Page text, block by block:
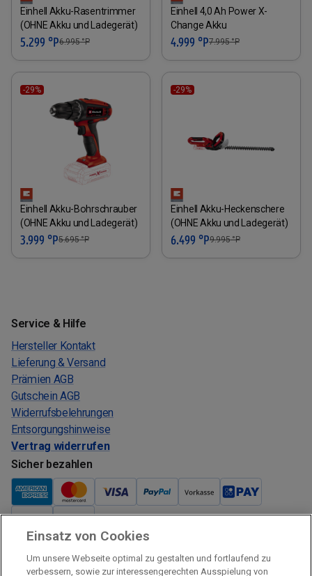
Einhell Akku-Rasentrimmer
(OHNE Akku und Ladegerät)
5.299 °P6.995°P
Einhell 4,0 Ah Power X-
Change Akku
4.999 °P7.995°P
-29%
Einhell Akku-Bohrschrauber
(OHNE Akku und Ladegerät)
3.999 °P5.695°P
-29%
Einhell Akku-Heckenschere
(OHNE Akku und Ladegerät)
6.499 °P9.995°P
Service & Hilfe
Hersteller Kontakt
Lieferung & Versand
Prämien AGB
Gutschein AGB
Widerrufsbelehrungen
Entsorgungshinweise
Vertrag widerrufen
Sicher bezahlen
Verkauf und Versand
Kostenloser Versand:
Einsatz von Cookies
Um unsere Webseite optimal zu gestalten und fortlaufend zu
verbessern, sowie zur interessengerechten Ausspielung von